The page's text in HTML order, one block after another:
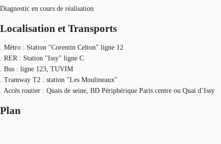
Diagnostic en cours de réalisation
Localisation et Transports
. Métro : Station "Corentin Celton" ligne 12
. RER : Station "Issy" ligne C
. Bus : ligne 123, TUVIM
. Tramway T2 : station "Les Moulineaux"
. Accès routier : Quais de seine, BD Périphérique Paris centre ou Quai d’Issy
Plan